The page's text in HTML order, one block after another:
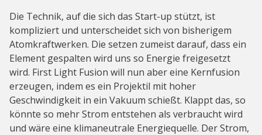
Die Technik, auf die sich das Start-up stützt, ist
kompliziert und unterscheidet sich von bisherigem
Atomkraftwerken. Die setzen zumeist darauf, dass ein
Element gespalten wird uns so Energie freigesetzt
wird. First Light Fusion will nun aber eine Kernfusion
erzeugen, indem es ein Projektil mit hoher
Geschwindigkeit in ein Vakuum schießt. Klappt das, so
könnte so mehr Strom entstehen als verbraucht wird
und wäre eine klimaneutrale Energiequelle. Der Strom,